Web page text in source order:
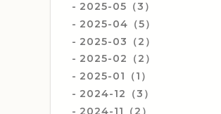
2025-05（3）
2025-04（5）
2025-03（2）
2025-02（2）
2025-01（1）
2024-12（3）
2024-11（2）